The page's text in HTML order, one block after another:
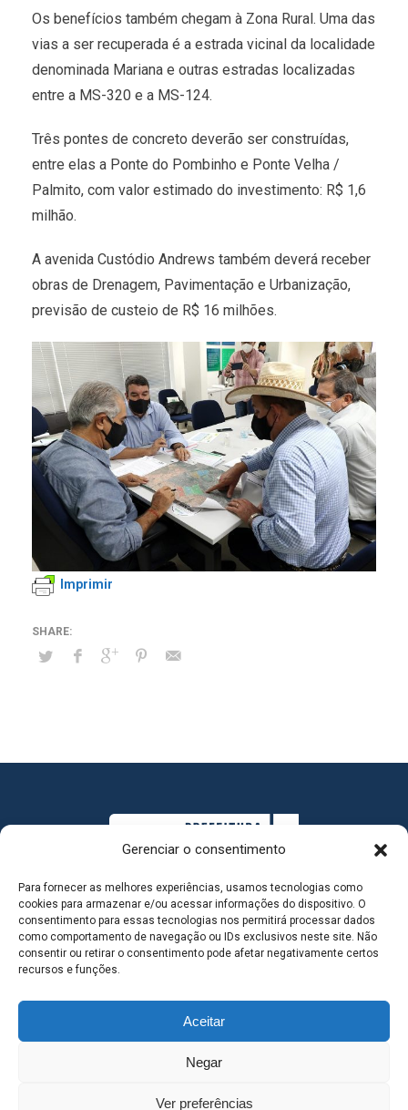
Gerenciar o consentimento
Para fornecer as melhores experiências, usamos tecnologias como
cookies para armazenar e/ou acessar informações do dispositivo. O
consentimento para essas tecnologias nos permitirá processar dados
como comportamento de navegação ou IDs exclusivos neste site. Não
consentir ou retirar o consentimento pode afetar negativamente certos
recursos e funções.
Aceitar
Negar
Ver preferências
Os benefícios também chegam à Zona Rural. Uma das
vias a ser recuperada é a estrada vicinal da localidade
denominada Mariana e outras estradas localizadas
entre a MS-320 e a MS-124.
Três pontes de concreto deverão ser construídas,
entre elas a Ponte do Pombinho e Ponte Velha /
Palmito, com valor estimado do investimento: R$ 1,6
milhão.
A avenida Custódio Andrews também deverá receber
obras de Drenagem, Pavimentação e Urbanização,
previsão de custeio de R$ 16 milhões.
Imprimir
MAPA DO SITE
SEDE DO ADMINISTRATIVO MUNICIPAL - Avenida